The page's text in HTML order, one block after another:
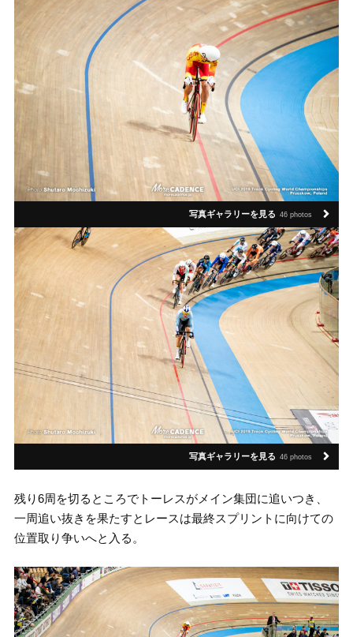
写真ギャラリーを見る 46 photos
写真ギャラリーを見る 46 photos
残り6周を切るところでトーレスがメイン集団に追いつき、
一周追い抜きを果たすとレースは最終スプリントに向けての
位置取り争いへと入る。